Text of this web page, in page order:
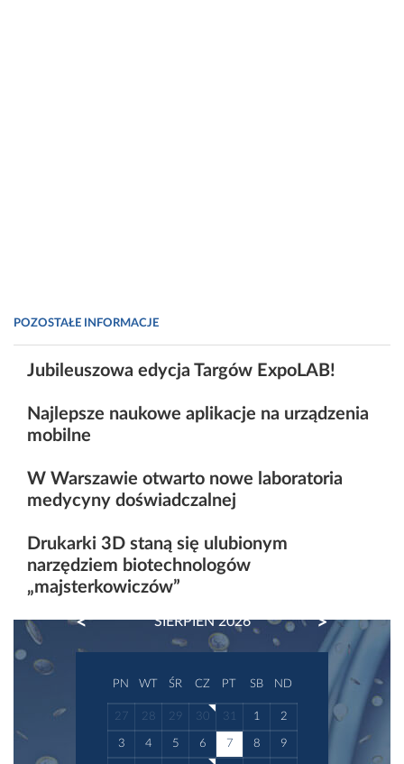
POZOSTAŁE INFORMACJE
Jubileuszowa edycja Targów ExpoLAB!
Najlepsze naukowe aplikacje na urządzenia
mobilne
W Warszawie otwarto nowe laboratoria
medycyny doświadczalnej
Drukarki 3D staną się ulubionym
narzędziem biotechnologów
„majsterkowiczów”
SIERPIEŃ 2026
PREVIOUS NEXT
PN WT ŚR CZ PT SB ND
27 28 29 30 31 1 2
3 4 5 6 7 8 9